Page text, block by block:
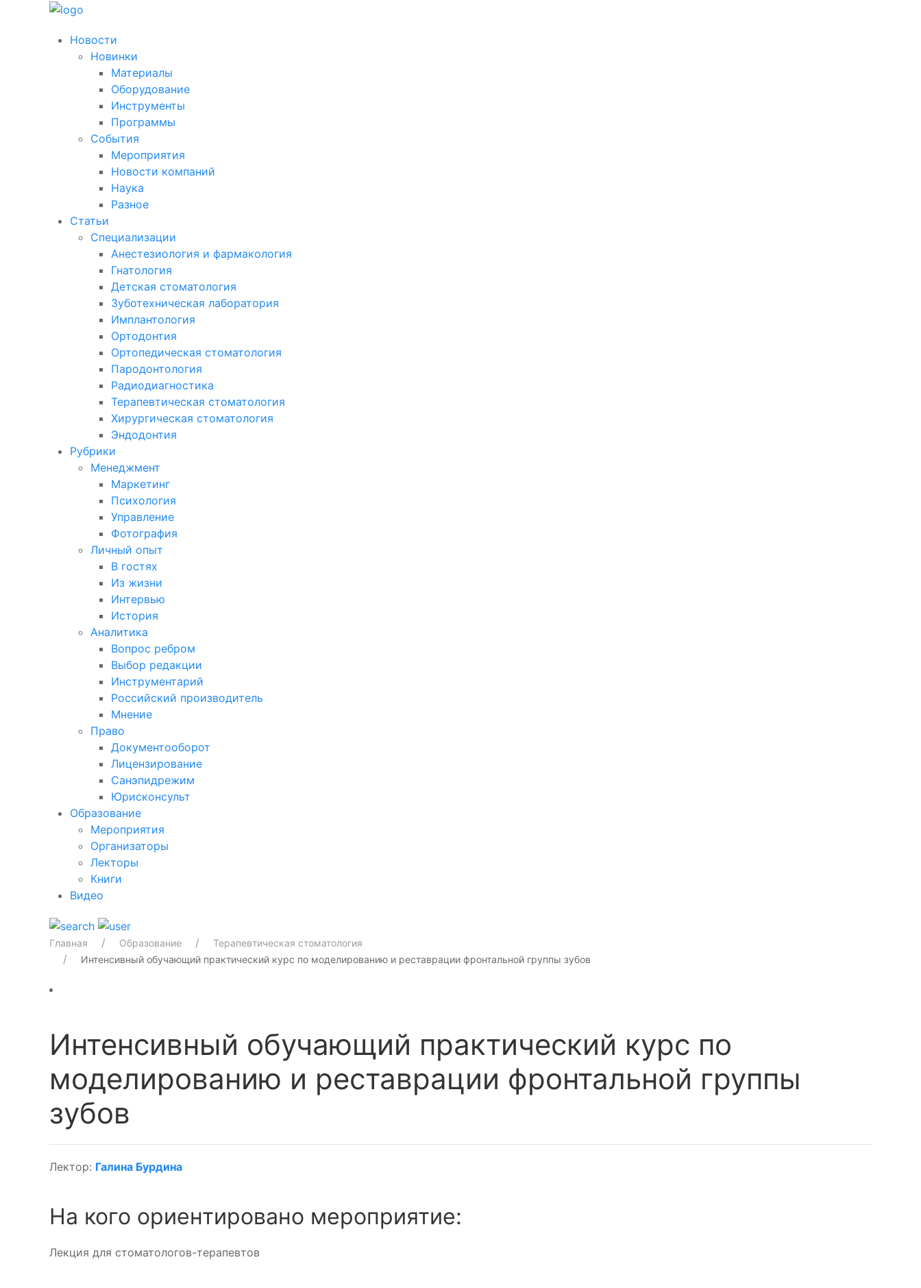
Новости
Новинки
Материалы
Оборудование
Инструменты
Программы
События
Мероприятия
Новости компаний
Наука
Разное
Статьи
Специализации
Анестезиология и фармакология
Гнатология
Детская стоматология
Зуботехническая лаборатория
Имплантология
Ортодонтия
Ортопедическая стоматология
Пародонтология
Радиодиагностика
Терапевтическая стоматология
Хирургическая стоматология
Эндодонтия
Рубрики
Менеджмент
Маркетинг
Психология
Управление
Фотография
Личный опыт
В гостях
Из жизни
Интервью
История
Аналитика
Вопрос ребром
Выбор редакции
Инструментарий
Российский производитель
Мнение
Право
Документооборот
Лицензирование
Санэпидрежим
Юрисконсульт
Образование
Мероприятия
Организаторы
Лекторы
Книги
Видео
Главная Образование
Терапевтическая стоматология
Интенсивный обучающий практический курс по моделированию и реставрации фронтальной группы зубов
Интенсивный обучающий практический курс по
моделированию и реставрации фронтальной группы
зубов
Лектор: Галина Бурдина
На кого ориентировано мероприятие:
Лекция для стоматологов-терапевтов